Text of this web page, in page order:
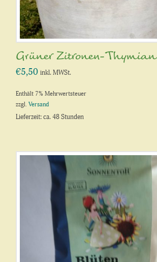
Grüner Zitronen-Thymian
€5,50 inkl. MWSt.
Enthält 7% Mehrwertsteuer
zzgl.Versand
Lieferzeit: ca. 48 Stunden